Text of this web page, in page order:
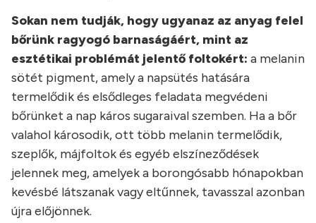
Sokan nem tudják, hogy ugyanaz az anyag felel
bőrünk ragyogó barnaságáért, mint az
esztétikai problémát jelentő foltokért: a melanin
sötét pigment, amely a napsütés hatására
termelődik és elsődleges feladata megvédeni
bőrünket a nap káros sugaraival szemben. Ha a bőr
valahol károsodik, ott több melanin termelődik,
szeplők, májfoltok és egyéb elszíneződések
jelennek meg, amelyek a borongósabb hónapokban
kevésbé látszanak vagy eltűnnek, tavasszal azonban
újra előjönnek.